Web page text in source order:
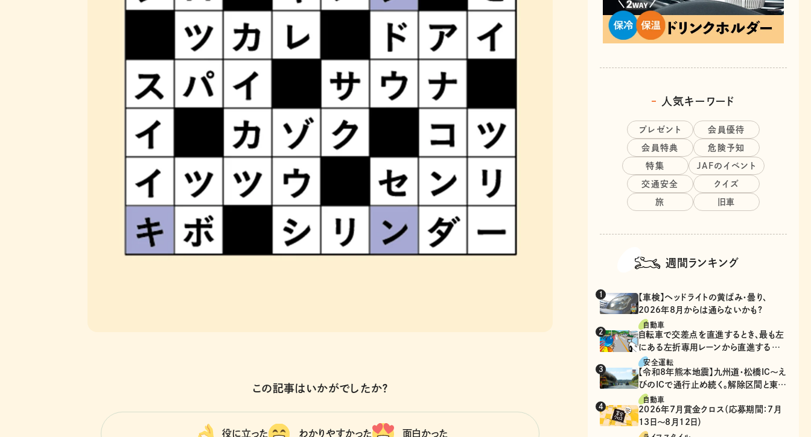
この記事はいかがでしたか？
役に立った わかりやすかった 面白かった
人気キーワード
プレゼント 会員優待
会員特典 危険予知
特集 JAFのイベント
交通安全 クイズ
旅 旧車
週間ランキング
【車検】ヘッドライトの黄ばみ・曇り、
2026年8月からは通らないかも?
自動車
自転車で交差点を直進するとき、最も左
にある左折専用レーンから直進するの
は、違反？
安全運転
【令和8年熊本地震】九州道・松橋IC～え
びのICで通行止め続く。解除区間と東九
州道の迂回ルート
自動車
2026年7月賞金クロス（応募期間：7月
13日～8月12日）